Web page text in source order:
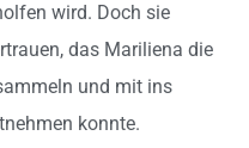
wird. Doch sie
das Mariliena die
und mit ins
konnte.